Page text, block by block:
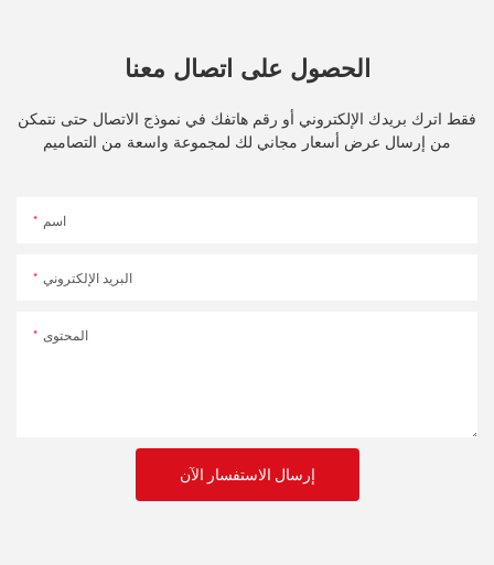
الحصول على اتصال معنا
فقط اترك بريدك الإلكتروني أو رقم هاتفك في نموذج الاتصال حتى نتمكن
من إرسال عرض أسعار مجاني لك لمجموعة واسعة من التصاميم
اسم
البريد الإلكتروني
المحتوى
إرسال الاستفسار الآن